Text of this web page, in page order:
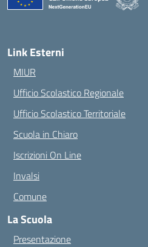
Link Esterni
MIUR
Ufficio Scolastico Regionale
Ufficio Scolastico Territoriale
Scuola in Chiaro
Iscrizioni On Line
Invalsi
Comune
La Scuola
Presentazione